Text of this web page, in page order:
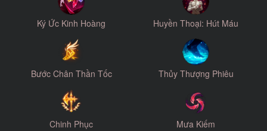
Ký Ức Kinh Hoàng Huyền Thoại: Hút Máu
Bước Chân Thần Tốc Thủy Thượng Phiêu
Chinh Phục Mưa Kiếm